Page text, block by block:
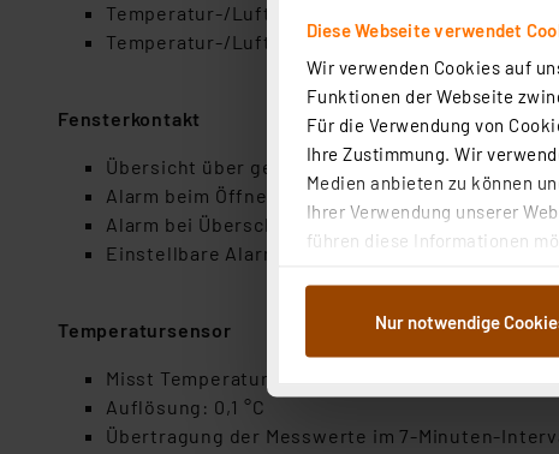
Diese Webseite verwendet
Wir verwenden Cookies auf
Funktionen der Webseite
Für die Verwendung von
Ihre Zustimmung. Wir
Medien anbieten zu können
Ihrer Verwendung unserer
führen diese Informationen
Weiterverarbeitung für die
Abs.1a DSG-VO) zu. Eine
anpassen oder widerrufen.
Nur notwendige
Temperatur-/Luftfeuchtigkeitssensor MA10200
Temperatur-/Luftfeuchtigkeitssensor MA10350
Fensterkontakt
Übersicht über geschlossene/offene Fenster in
Alarm beim Öffnen/Schließen des Fensters
Alarm bei Überschreitung der festgelegten
Einstellbare Alarmbedingungen
Temperatursensor
Misst Temperatur von -29,9 bis +59,9 °C
Auflösung: 0,1 °C
Übertragung der Messwerte im 7-Minuten-